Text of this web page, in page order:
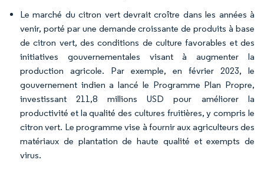
Le marché du citron vert devrait croître dans les années à
venir, porté par une demande croissante de produits à base
de citron vert, des conditions de culture favorables et des
initiatives gouvernementales visant à augmenter la
production agricole. Par exemple, en février 2023, le
gouvernement indien a lancé le Programme Plan Propre,
investissant 211,8 millions USD pour améliorer la
productivité et la qualité des cultures fruitières, y compris le
citron vert. Le programme vise à fournir aux agriculteurs des
matériaux de plantation de haute qualité et exempts de
virus.